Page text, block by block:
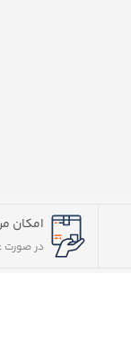
امکان
در صورت